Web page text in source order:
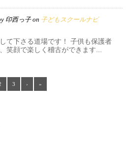
印西っ子on 子どもスクールナビ
て下さる道場です！ 子供も保護者
笑顔で楽しく稽古ができます...
3 › »